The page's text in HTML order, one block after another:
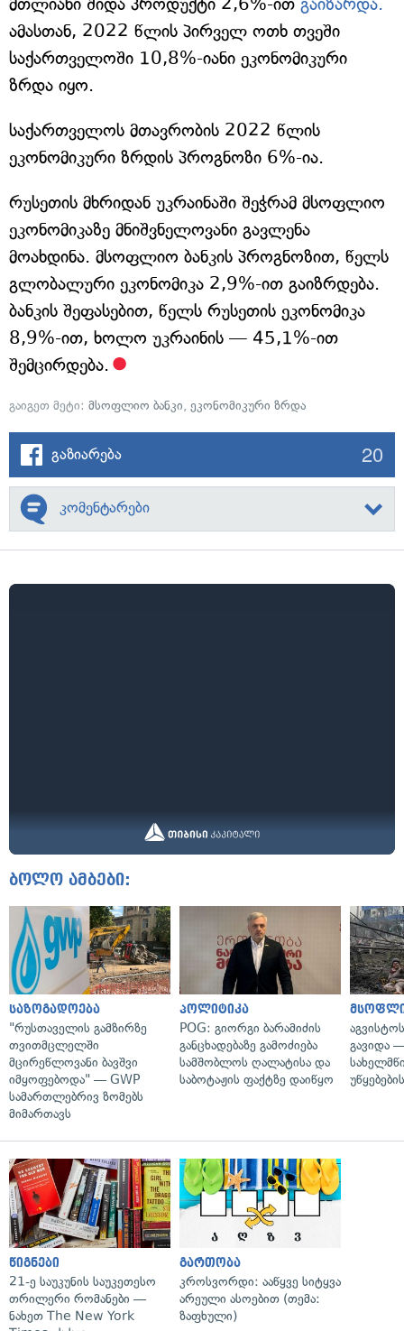
ამასთან, 2022 წლის პირველ ოთხ თვეში
საქართველოში 10,8%-იანი ეკონომიკური
ზრდა იყო.
საქართველოს მთავრობის 2022 წლის
ეკონომიკური ზრდის პროგნოზი 6%-ია.
რუსეთის მხრიდან უკრაინაში შეჭრამ მსოფლიო
ეკონომიკაზე მნიშვნელოვანი გავლენა
მოახდინა. მსოფლიო ბანკის პროგნოზით, წელს
გლობალური ეკონომიკა 2,9%-ით გაიზრდება.
ბანკის შეფასებით, წელს რუსეთის ეკონომიკა
8,9%-ით, ხოლო უკრაინის — 45,1%-ით
შემცირდება.
გაიგეთ მეტი: მსოფლიო ბანკი, ეკონომიკური ზრდა
გაზიარება 20
კომენტარები
ბოლო ამბები:
საზოგადოება
"რუსთაველის გამზირზე
თვითმცლელში
მცირეწლოვანი ბავშვი
იმყოფებოდა" — GWP
სამართლებრივ ზომებს
მიმართავს
პოლიტიკა
POG: გიორგი ბარამიძის
განცხადებაზე გამოძიება
სამშობლოს ღალატისა და
საბოტაჟის ფაქტზე დაიწყო
გავიდა
წიგნები
21-ე საუკუნის საუკეთესო
თრილერი რომანები —
ნახეთ The New York
გართობა
კროსვორდი: ააწყვე სიტყვა
არეული ასოებით (თემა:
ზაფხული)